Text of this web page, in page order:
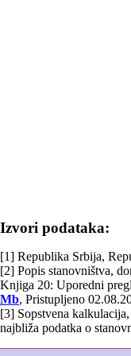
Izvori podataka:
[1] Republika Srbija,
[2] Popis stanovništva,
Knjiga 20: Uporedni
Mb, Pristupljeno
[3] Sopstvena
najbliža podatka o